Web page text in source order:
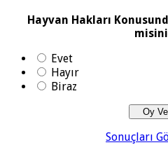
Hayvan Hakları
Evet
Hayır
Biraz
Sonuçları